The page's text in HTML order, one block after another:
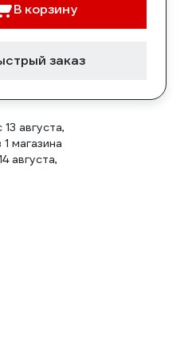
В корзину
заказ
13 августа,
1 магазина
августа,